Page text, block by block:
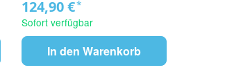
124,90 €*
Sofort verfügbar
In den Warenkorb